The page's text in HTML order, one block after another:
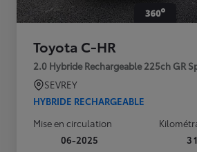
Toyota C-HR
2.0 Hybride Rechargeable 225ch GR
SEVREY
HYBRIDE RECHARGEABLE
Mise en circulation
06-2025
3